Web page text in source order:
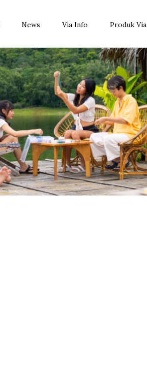
News Via Info Produk Via